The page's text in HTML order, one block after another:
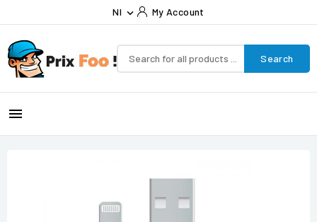
Nl  My Account
Search
